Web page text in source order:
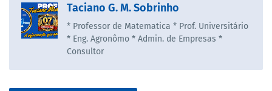
Taciano G. M. Sobrinho
* Professor de Matematica * Prof. Universitário
* Eng. Agronômo * Admin. de Empresas *
Consultor